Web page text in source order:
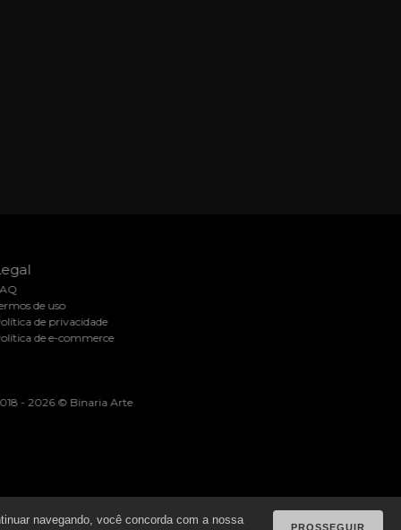
Legal
FAQ
Termos de uso
Política de privacidade
Política de e-commerce
2018 -2026 © Binaria Arte
navegando, você concorda com a nossa
PROSSEGUIR